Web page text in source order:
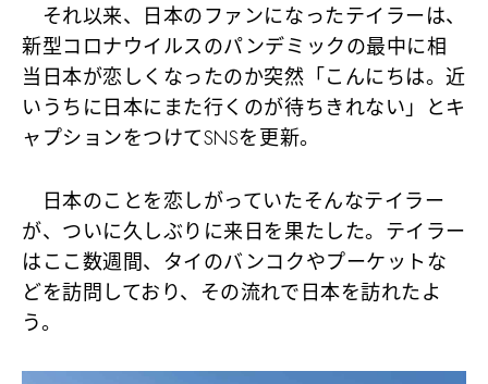
それ以来、日本のファンになったテイラーは、
新型コロナウイルスのパンデミックの最中に相
当日本が恋しくなったのか突然「こんにちは。近
いうちに日本にまた行くのが待ちきれない」とキ
ャプションをつけてSNSを更新。
日本のことを恋しがっていたそんなテイラー
が、ついに久しぶりに来日を果たした。テイラー
はここ数週間、タイのバンコクやプーケットな
どを訪問しており、その流れで日本を訪れたよ
う。